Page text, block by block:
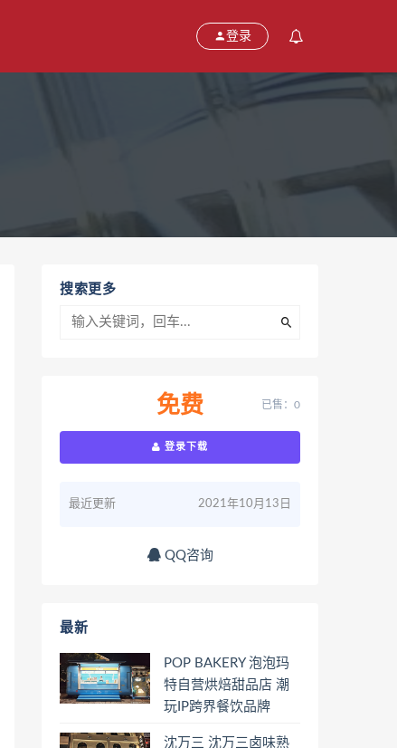
登录
搜索更多
免费 已售：0
登录下载
最近更新 2021年10月13日
QQ咨询
最新
POP BAKERY 泡泡玛
特自营烘焙甜品店 潮
玩IP跨界餐饮品牌
沈万三 沈万三卤味熟